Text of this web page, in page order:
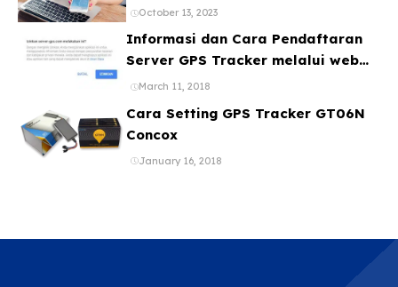
October 13, 2023
Informasi dan Cara Pendaftaran
Server GPS Tracker melalui web
ataupun Aplikasi Online Gratis
March 11, 2018
Cara Setting GPS Tracker GT06N
Concox
January 16, 2018